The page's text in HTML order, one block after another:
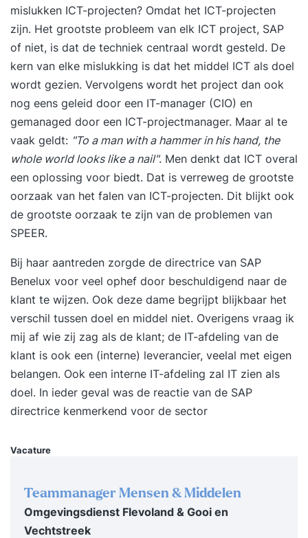
waar wanneer aan werkt naar transparantie * Van
voortdurende verstoringen naar focus * Van
klanten op afstand naar co-creatie met jouw
klant * Officieel het Scrum.org of IIABC.org
certificaat halen Waarom Agile Scrum Group? *
Voor IT & non-IT teams * Onze trainers zijn ook
coaches in de praktijk * We maken theorie
praktisch * We werken in kleine groepen
Programma * Scrum theorie leren in interactieve
werkvormen (rollen / meetings / artifacten) *
Scrum ervaren in een uitgebreide simulatie * De
rol van de Scrum Master uitdiepen (coachen /
faciliteren / opleiden / impediments)
getraind * 1.000 recensies met een 8.6 gemiddeld
op Springest * Niet goed geld terug Enthousiast?
Schrijf je in, download de brochure of neem
contact met ons op!
mislukken ICT-projecten? Omdat het ICT-projecten
zijn. Het grootste probleem van elk ICT project, SAP
of niet, is dat de techniek centraal wordt gesteld. De
kern van elke mislukking is dat het middel ICT als doel
wordt gezien. Vervolgens wordt het project dan ook
nog eens geleid door een IT-manager (CIO) en
gemanaged door een ICT-projectmanager. Maar al te
vaak geldt: "To a man with a hammer in his hand, the
whole world looks like a nail". Men denkt dat ICT overal
een oplossing voor biedt. Dat is verreweg de grootste
oorzaak van het falen van ICT-projecten. Dit blijkt ook
de grootste oorzaak te zijn van de problemen van
SPEER.
Bij haar aantreden zorgde de directrice van SAP
Benelux voor veel ophef door beschuldigend naar de
klant te wijzen. Ook deze dame begrijpt blijkbaar het
verschil tussen doel en middel niet. Overigens vraag ik
mij af wie zij zag als de klant; de IT-afdeling van de
klant is ook een (interne) leverancier, veelal met eigen
belangen. Ook een interne IT-afdeling zal IT zien als
doel. In ieder geval was de reactie van de SAP
directrice kenmerkend voor de sector
Vacature
Teammanager Mensen & Middelen
Omgevingsdienst Flevoland & Gooi en
Vechtstreek